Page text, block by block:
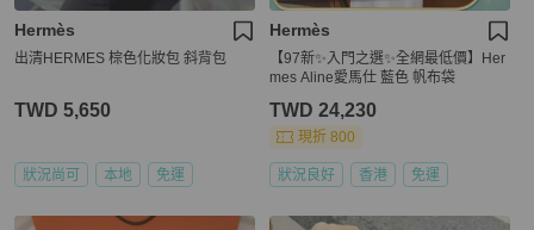
Hermès
出清HERMES 棕色化妝包 斜背包
TWD 5,650
狀況尚可 本地 免運
Hermès
【97新✨入門之選✨全網最低價】Her
mes Aline愛馬仕 藍色 帆布袋
TWD 24,230
現折 800
狀況良好 香港 免運